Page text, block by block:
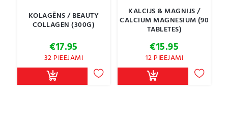
KOLAGĒNS / BEAUTY
COLLAGEN (300G)
€17.95
32 PIEEJAMI
KALCIJS & MAGNIJS /
CALCIUM MAGNESIUM (90
TABLETES)
€15.95
12 PIEEJAMI